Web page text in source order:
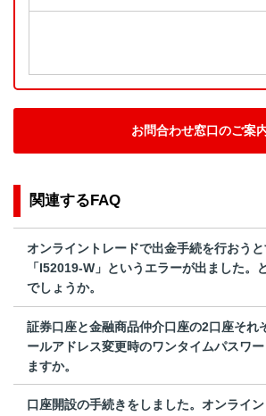
お問合わせ窓口のご案
関連するFAQ
オンライントレードで出金手続を行おうと
「I52019-W」というエラーが出ました。
でしょうか。
証券口座と金融商品仲介口座の2口座それ
ールアドレス変更時のワンタイムパスワ
ますか。
口座開設の手続きをしました。オンライ